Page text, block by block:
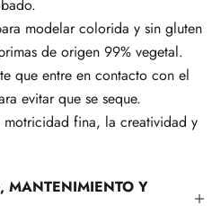
modelar colorida y sin gluten
de origen 99% vegetal.
que entre en contacto con el
evitar que se seque.
fina, la creatividad y
MANTENIMIENTO Y